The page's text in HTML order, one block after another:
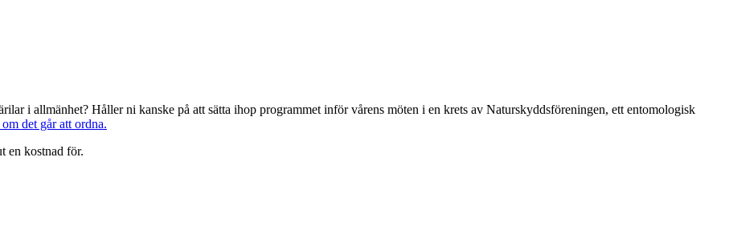
i allmänhet? Håller ni kanske på att sätta ihop programmet inför vårens möten i en krets av Naturskyddsföreningen, ett entomologisk
det går att ordna.
en kostnad för.